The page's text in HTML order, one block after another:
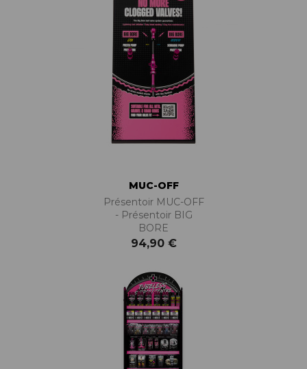
MUC-OFF
Présentoir MUC-OFF
- Présentoir BIG
BORE
94,90 €